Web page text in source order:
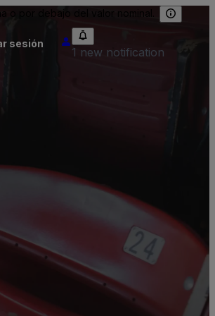
o por debajo del valor nominal.
sesión
1 new notification